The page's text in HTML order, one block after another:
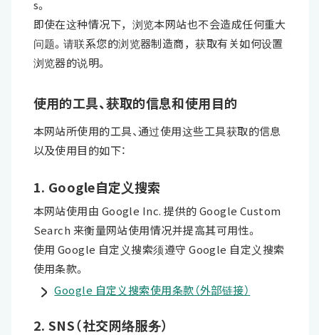
s。
即使在这种情况下，浏览本网站也不会造成任何重大
问题。请联系您的浏览器制造商，获取有关如何设置
浏览器的说明。
使用的工具、获取的信息和使用目的
本网站所使用的工具、通过使用这些工具获取的信息
以及使用目的如下：
1. Google自定义搜索
本网站使用由 Google Inc. 提供的 Google Custom
Search 来衡量网站使用情况并提高其可用性。
使用 Google 自定义搜索须遵守 Google 自定义搜索
使用条款。
Google 自定义搜索使用条款（外部链接）
2. SNS（社交网络服务）